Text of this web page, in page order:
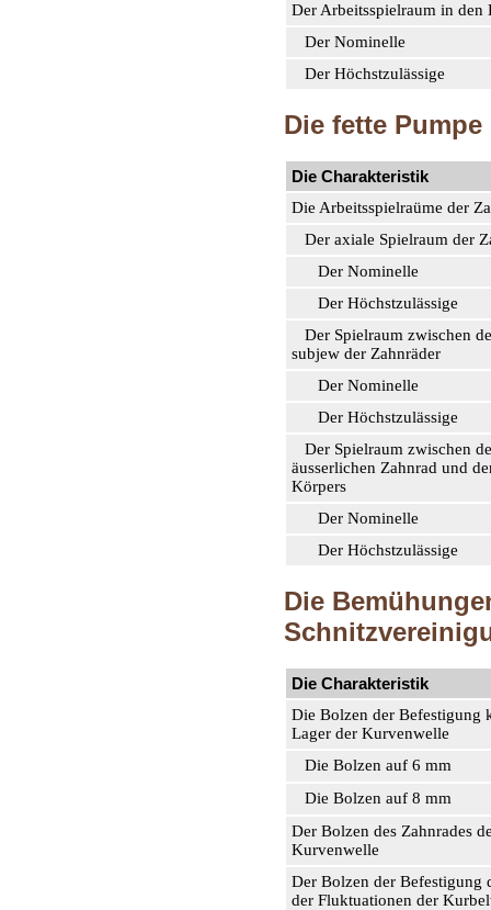
Der Arbeitsspielraum in den
Der Nominelle
Der Höchstzulässige
Die fette Pumpe
Die Charakteristik
Die Arbeitsspielraüme der
Der axiale Spielraum der
Der Nominelle
Der Höchstzulässige
Der Spielraum zwischen
subjew der Zahnräder
Der Nominelle
Der Höchstzulässige
Der Spielraum zwischen
äusserlichen Zahnrad und
Körpers
Der Nominelle
Der Höchstzulässige
Die
Die Charakteristik
Die Bolzen der Befestigung
Lager der Kurvenwelle
Die Bolzen auf 6 mm
Die Bolzen auf 8 mm
Der Bolzen des Zahnrades
Kurvenwelle
Der Bolzen der Befestigung
der Fluktuationen der